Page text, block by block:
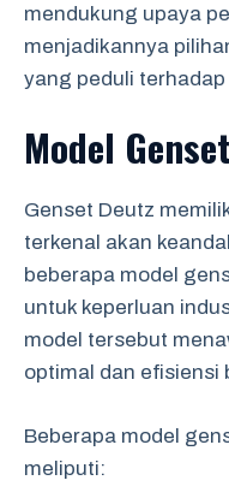
mendukung upaya
menjadikannya
yang peduli
Model
Genset Deutz
terkenal akan
beberapa model
untuk keperluan
model tersebut
optimal dan efisiensi
Beberapa model
meliputi: